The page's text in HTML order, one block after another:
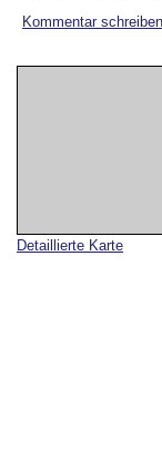
Detaillierte Karte
Kommentar